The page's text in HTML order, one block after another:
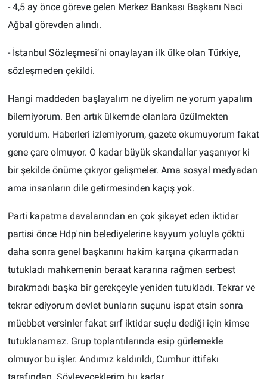
- 4,5 ay önce göreve gelen Merkez Bankası Başkanı Naci
Ağbal görevden alındı.
- İstanbul Sözleşmesi’ni onaylayan ilk ülke olan Türkiye,
sözleşmeden çekildi.
Hangi maddeden başlayalım ne diyelim ne yorum yapalım
bilemiyorum. Ben artık ülkemde olanlara üzülmekten
yoruldum. Haberleri izlemiyorum, gazete okumuyorum fakat
gene çare olmuyor. O kadar büyük skandallar yaşanıyor ki
bir şekilde önüme çıkıyor gelişmeler. Ama sosyal medyadan
ama insanların dile getirmesinden kaçış yok.
Parti kapatma davalarından en çok şikayet eden iktidar
partisi önce Hdp'nin belediyelerine kayyum yoluyla çöktü
daha sonra genel başkanını hakim karşına çıkarmadan
tutukladı mahkemenin beraat kararına rağmen serbest
bırakmadı başka bir gerekçeyle yeniden tutukladı. Tekrar ve
tekrar ediyorum devlet bunların suçunu ispat etsin sonra
müebbet versinler fakat sırf iktidar suçlu dediği için kimse
tutuklanamaz. Grup toplantılarında esip gürlemekle
olmuyor bu işler. Andımız kaldırıldı, Cumhur ittifakı